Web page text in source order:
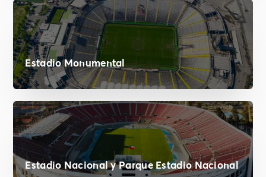
Estadio Monumental
Estadio Nacional y Parque Estadio Nacional